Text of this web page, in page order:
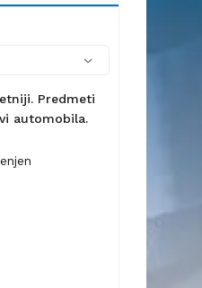
Predmeti
automobila.